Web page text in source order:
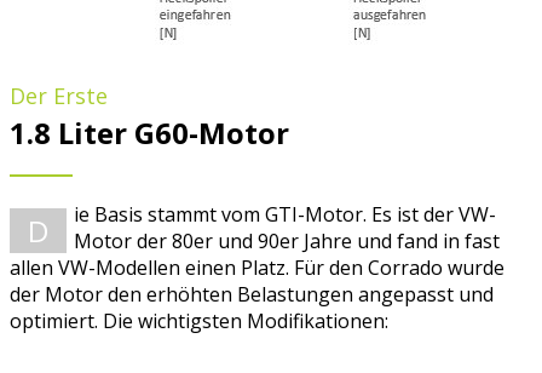
Der Erste
1.8 Liter G60-Motor
D
ie Basis stammt vom GTI-Motor. Es ist der VW-
Motor der 80er und 90er Jahre und fand in fast
allen VW-Modellen einen Platz. Für den Corrado wurde
der Motor den erhöhten Belastungen angepasst und
optimiert. Die wichtigsten Modifikationen: